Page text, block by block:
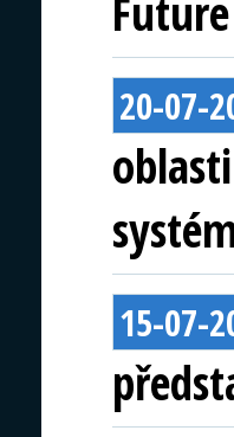
20-07-
15-07-